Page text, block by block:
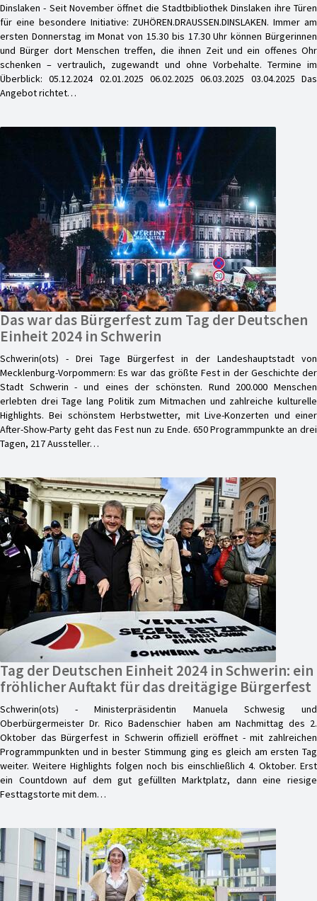
Dinslaken - Seit November öffnet die Stadtbibliothek Dinslaken ihre Türen
für eine besondere Initiative: ZUHÖREN.DRAUSSEN.DINSLAKEN. Immer am
ersten Donnerstag im Monat von 15.30 bis 17.30 Uhr können Bürgerinnen
und Bürger dort Menschen treffen, die ihnen Zeit und ein offenes Ohr
schenken – vertraulich, zugewandt und ohne Vorbehalte. Termine im
Überblick: 05.12.2024 02.01.2025 06.02.2025 06.03.2025 03.04.2025 Das
Angebot richtet…
Das war das Bürgerfest zum Tag der Deutschen
Einheit 2024 in Schwerin
Schwerin(ots) - Drei Tage Bürgerfest in der Landeshauptstadt von
Mecklenburg-Vorpommern: Es war das größte Fest in der Geschichte der
Stadt Schwerin - und eines der schönsten. Rund 200.000 Menschen
erlebten drei Tage lang Politik zum Mitmachen und zahlreiche kulturelle
Highlights. Bei schönstem Herbstwetter, mit Live-Konzerten und einer
After-Show-Party geht das Fest nun zu Ende. 650 Programmpunkte an drei
Tagen, 217 Aussteller…
Tag der Deutschen Einheit 2024 in Schwerin: ein
fröhlicher Auftakt für das dreitägige Bürgerfest
Schwerin(ots) - Ministerpräsidentin Manuela Schwesig und
Oberbürgermeister Dr. Rico Badenschier haben am Nachmittag des 2.
Oktober das Bürgerfest in Schwerin offiziell eröffnet - mit zahlreichen
Programmpunkten und in bester Stimmung ging es gleich am ersten Tag
weiter. Weitere Highlights folgen noch bis einschließlich 4. Oktober. Erst
ein Countdown auf dem gut gefüllten Marktplatz, dann eine riesige
Festtagstorte mit dem…